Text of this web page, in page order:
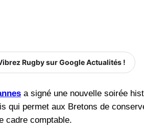
Rugby sur Google Actualités !
a signé une nouvelle soirée
qui permet aux Bretons de
cadre comptable.